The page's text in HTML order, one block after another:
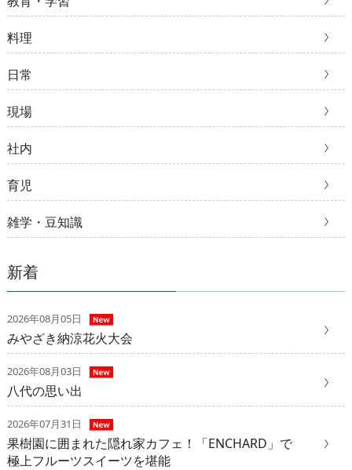
料理
日常
現場
社内
育児
雑学・豆知識
新着
2026年08月05日
みやざき納涼花火大会
2026年08月03日
八代の思い出
2026年07月31日
果樹園に囲まれた隠れ家カフェ！「ENCHARD」で
極上フルーツスイーツを堪能